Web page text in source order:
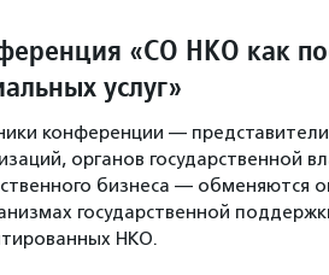
«СО НКО как
услуг»
конференции —
органов государственной
бизнеса — обменяются
государственной
НКО.